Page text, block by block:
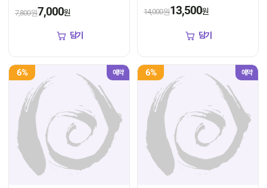
냉장
7,800원7,000원
담기
14,000원13,500원
담기
6% 예약 6% 예약